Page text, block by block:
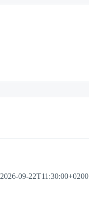
2026-09-22T11:30:00+0200